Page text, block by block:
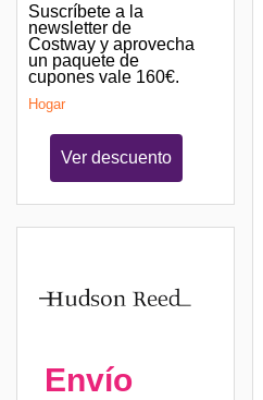
Suscríbete a la
newsletter de
Costway y aprovecha
un paquete de
cupones vale 160€.
Hogar
Ver descuento
Envío